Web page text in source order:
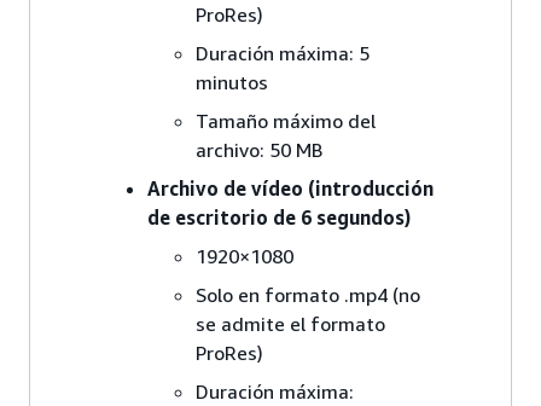
ProRes)
Duración máxima: 5
minutos
Tamaño máximo del
archivo: 50 MB
Archivo de vídeo (introducción
de escritorio de 6 segundos)
1920×1080
Solo en formato .mp4 (no
se admite el formato
ProRes)
Duración máxima: